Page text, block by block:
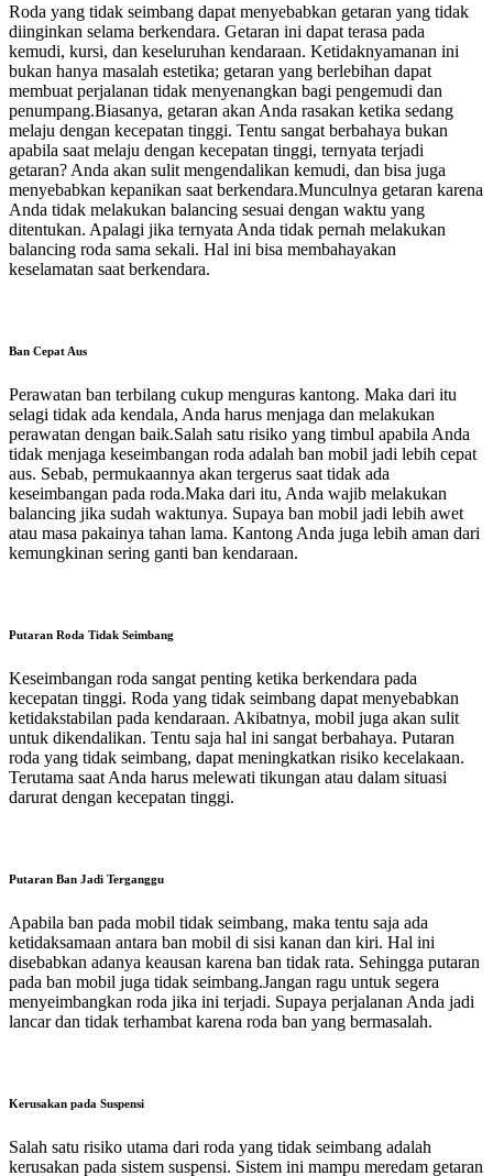
Roda yang tidak seimbang dapat menyebabkan getaran yang tidak
diinginkan selama berkendara. Getaran ini dapat terasa pada
kemudi, kursi, dan keseluruhan kendaraan. Ketidaknyamanan ini
bukan hanya masalah estetika; getaran yang berlebihan dapat
membuat perjalanan tidak menyenangkan bagi pengemudi dan
penumpang.Biasanya, getaran akan Anda rasakan ketika sedang
melaju dengan kecepatan tinggi. Tentu sangat berbahaya bukan
apabila saat melaju dengan kecepatan tinggi, ternyata terjadi
getaran? Anda akan sulit mengendalikan kemudi, dan bisa juga
menyebabkan kepanikan saat berkendara.Munculnya getaran karena
Anda tidak melakukan balancing sesuai dengan waktu yang
ditentukan. Apalagi jika ternyata Anda tidak pernah melakukan
balancing roda sama sekali. Hal ini bisa membahayakan
keselamatan saat berkendara.
Ban Cepat Aus
Perawatan ban terbilang cukup menguras kantong. Maka dari itu
selagi tidak ada kendala, Anda harus menjaga dan melakukan
perawatan dengan baik.Salah satu risiko yang timbul apabila Anda
tidak menjaga keseimbangan roda adalah ban mobil jadi lebih cepat
aus. Sebab, permukaannya akan tergerus saat tidak ada
keseimbangan pada roda.Maka dari itu, Anda wajib melakukan
balancing jika sudah waktunya. Supaya ban mobil jadi lebih awet
atau masa pakainya tahan lama. Kantong Anda juga lebih aman dari
kemungkinan sering ganti ban kendaraan.
Putaran Roda Tidak Seimbang
Keseimbangan roda sangat penting ketika berkendara pada
kecepatan tinggi. Roda yang tidak seimbang dapat menyebabkan
ketidakstabilan pada kendaraan. Akibatnya, mobil juga akan sulit
untuk dikendalikan. Tentu saja hal ini sangat berbahaya. Putaran
roda yang tidak seimbang, dapat meningkatkan risiko kecelakaan.
Terutama saat Anda harus melewati tikungan atau dalam situasi
darurat dengan kecepatan tinggi.
Putaran Ban Jadi Terganggu
Apabila ban pada mobil tidak seimbang, maka tentu saja ada
ketidaksamaan antara ban mobil di sisi kanan dan kiri. Hal ini
disebabkan adanya keausan karena ban tidak rata. Sehingga putaran
pada ban mobil juga tidak seimbang.Jangan ragu untuk segera
menyeimbangkan roda jika ini terjadi. Supaya perjalanan Anda jadi
lancar dan tidak terhambat karena roda ban yang bermasalah.
Kerusakan pada Suspensi
Salah satu risiko utama dari roda yang tidak seimbang adalah
kerusakan pada sistem suspensi. Sistem ini mampu meredam getaran